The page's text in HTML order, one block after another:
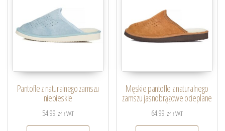
Pantofle z naturalnego zamszu
niebieskie
54.99 zł z VAT
Męskie pantofle z naturalnego
zamszu jasnobrązowe ocieplane
64.99 zł z VAT